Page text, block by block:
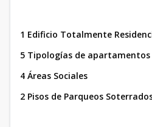
1 Edificio Totalmente
5 Tipologías de apartamentos
4 Áreas Sociales
2 Pisos de Parqueos